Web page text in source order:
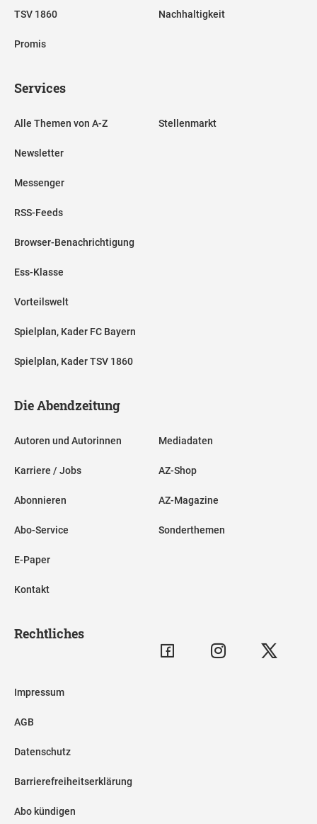
TSV 1860
Promis
Nachhaltigkeit
Services
Alle Themen von A-Z
Newsletter
Messenger
RSS-Feeds
Browser-Benachrichtigung
Ess-Klasse
Vorteilswelt
Spielplan, Kader FC Bayern
Spielplan, Kader TSV 1860
Stellenmarkt
Die Abendzeitung
Autoren und Autorinnen
Karriere / Jobs
Abonnieren
Abo-Service
E-Paper
Kontakt
Mediadaten
AZ-Shop
AZ-Magazine
Sonderthemen
Rechtliches
Impressum
AGB
Datenschutz
Barrierefreiheitserklärung
Abo kündigen